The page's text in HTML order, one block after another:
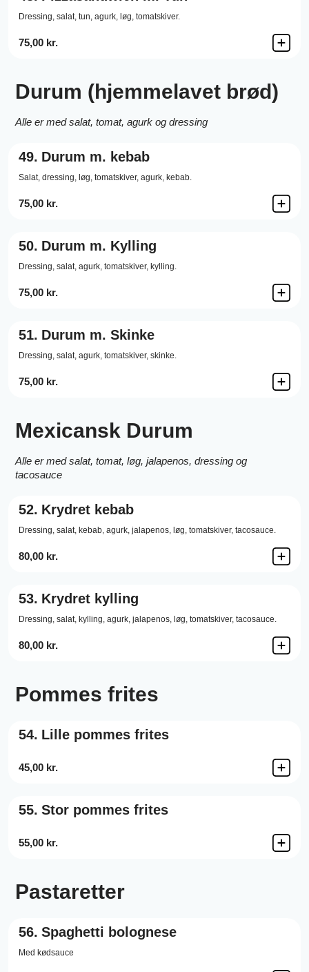
Dressing, salat, tun, agurk, løg, tomatskiver.
75,00 kr.
Durum (hjemmelavet brød)
Alle er med salat, tomat, agurk og dressing
49. Durum m. kebab
Salat, dressing, løg, tomatskiver, agurk, kebab.
75,00 kr.
50. Durum m. Kylling
Dressing, salat, agurk, tomatskiver, kylling.
75,00 kr.
51. Durum m. Skinke
Dressing, salat, agurk, tomatskiver, skinke.
75,00 kr.
Mexicansk Durum
Alle er med salat, tomat, løg, jalapenos, dressing og
tacosauce
52. Krydret kebab
Dressing, salat, kebab, agurk, jalapenos, løg, tomatskiver, tacosauce.
80,00 kr.
53. Krydret kylling
Dressing, salat, kylling, agurk, jalapenos, løg, tomatskiver, tacosauce.
80,00 kr.
Pommes frites
54. Lille pommes frites
45,00 kr.
55. Stor pommes frites
55,00 kr.
Pastaretter
56. Spaghetti bolognese
Med kødsauce